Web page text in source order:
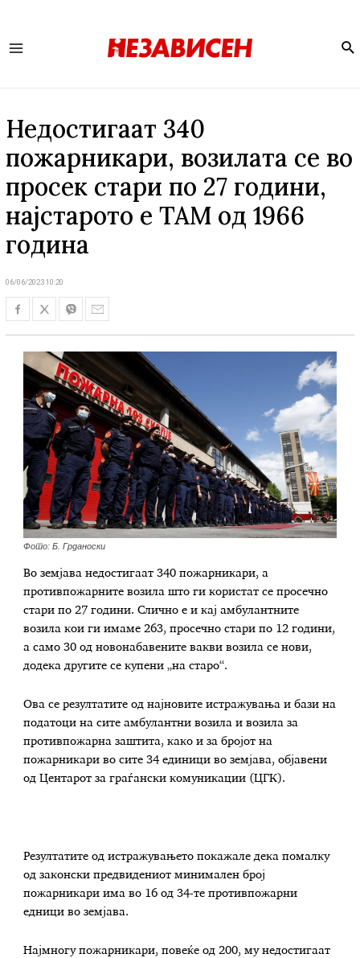
Недостигаат 340
пожарникари, возилата се во
просек стари по 27 години,
најстарото е ТАМ од 1966
година
06/06/2023 10:20
Фото: Б. Грданоски
Во земјава недостигаат 340 пожарникари, а
противпожарните возила што ги користат се просечно
стари по 27 години. Слично е и кај амбулантните
возила кои ги имаме 263, просечно стари по 12 години,
а само 30 од новонабавените вакви возила се нови,
додека другите се купени „на старо“.
Ова се резултатите од најновите истражувања и бази на
податоци на сите амбулантни возила и возила за
противпожарна заштита, како и за бројот на
пожарникари во сите 34 единици во земјава, објавени
од Центарот за граѓански комуникации (ЦГК).
Резултатите од истражувањето покажале дека помалку
од законски предвидениот минимален број
пожарникари има во 16 од 34-те противпожарни
едници во земјава.
Најмногу пожарникари, повеќе од 200, му недостигаат